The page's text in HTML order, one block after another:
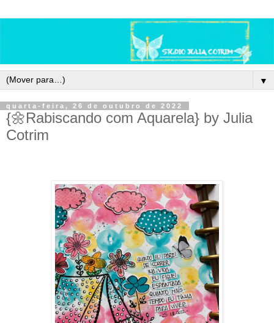
▼
quarta-feira, 26 de outubro de 2022
{🌼Rabiscando com Aquarela} by Julia
Cotrim